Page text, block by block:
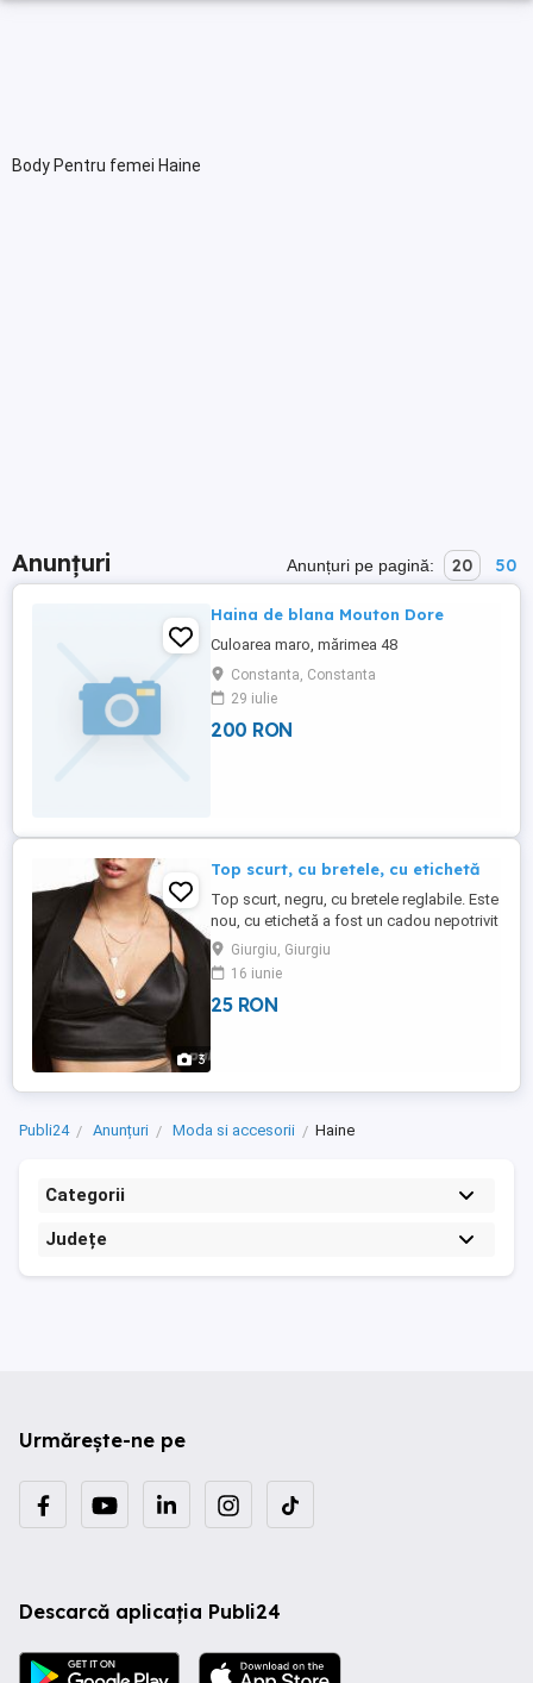
Body Pentru femei Haine
Anunțuri Anunțuri pe pagină: 20 50
Haina de blana Mouton Dore
Culoarea maro, mărimea 48
Constanta, Constanta
29 iulie
200 RON
3
Top scurt, cu bretele, cu etichetă
Top scurt, negru, cu bretele reglabile. Este
nou, cu etichetă a fost un cadou nepotrivit
adus din străinătate (aveti eticheta
originală si puteti vedea pretul). Marca
Bikbok, mărimea M, fermoarul lateral
functionează impecabil. Înăltimea benzii
Giurgiu, Giurgiu
16 iunie
25 RON
Publi24 Anunțuri Moda si accesorii Haine
Categorii
Județe
Urmărește-ne pe
Descarcă aplicația Publi24